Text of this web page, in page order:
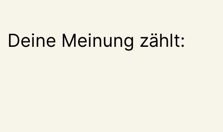
Deine Meinung zählt: